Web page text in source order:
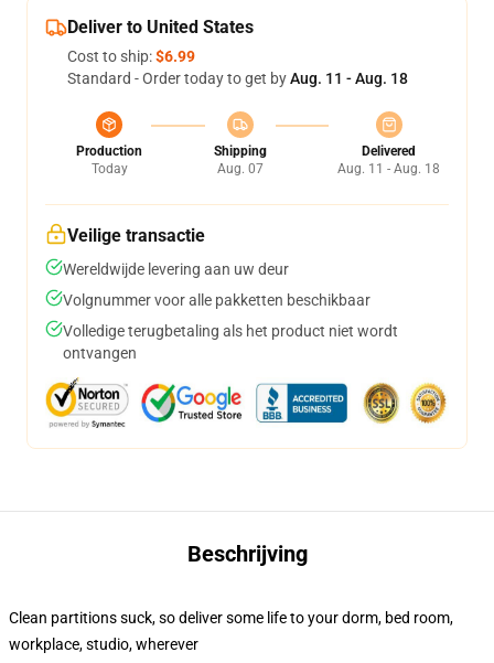
Deliver to United States
Cost to ship:$6.99
Standard - Order today to get byAug. 11 - Aug. 18
Production
Today
Shipping
Aug. 07
Delivered
Aug. 11 - Aug. 18
Veilige transactie
Wereldwijde levering aan uw deur
Volgnummer voor alle pakketten beschikbaar
Volledige terugbetaling als het product niet wordt
ontvangen
Beschrijving
Clean partitions suck, so deliver some life to your dorm, bed room,
workplace, studio, wherever